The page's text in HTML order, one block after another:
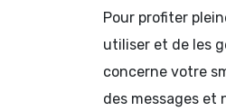
Pour profiter
utiliser et de les
concerne votre
des messages et